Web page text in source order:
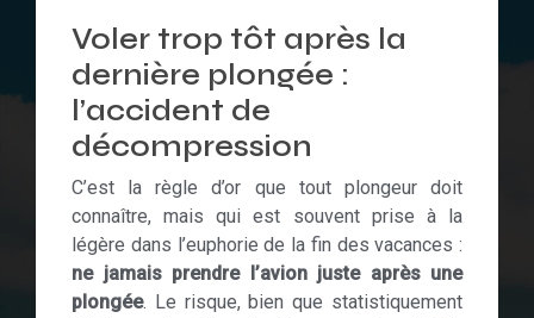
Voler trop tôt après la
dernière plongée :
l’accident de
décompression
C’est la règle d’or que tout plongeur doit
connaître, mais qui est souvent prise à la
légère dans l’euphorie de la fin des vacances :
ne jamais prendre l’avion juste après une
plongée. Le risque, bien que statistiquement